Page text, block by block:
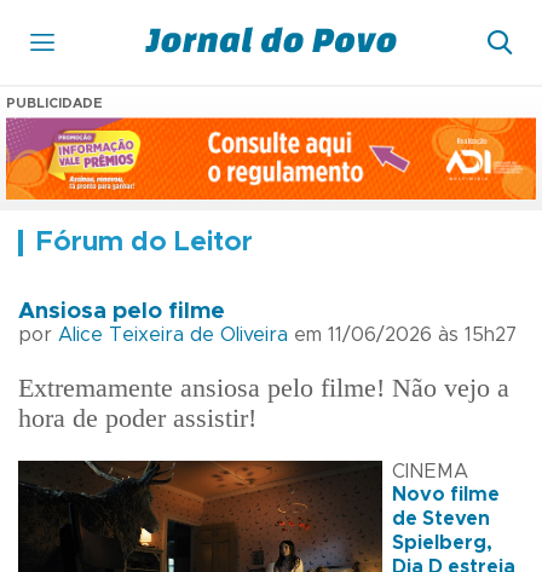
PUBLICIDADE
Fórum do Leitor
Ansiosa pelo filme
por Alice Teixeira de Oliveira em 11/06/2026 às 15h27
Extremamente ansiosa pelo filme! Não vejo a
hora de poder assistir!
CINEMA
Novo filme
de Steven
Spielberg,
Dia D estreia